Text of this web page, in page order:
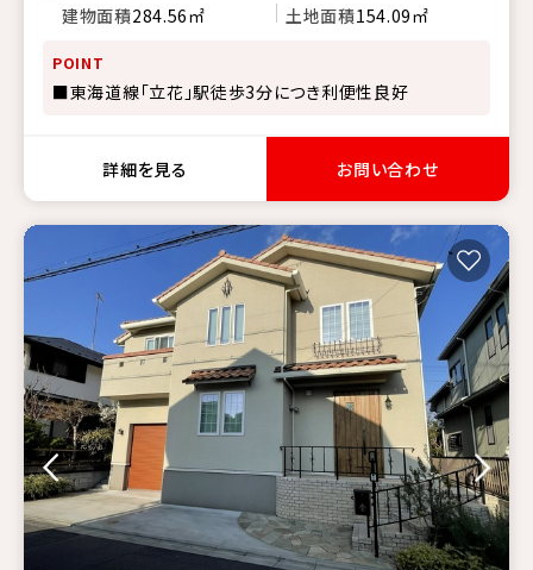
建物面積284.56㎡ 土地面積154.09㎡
POINT
■東海道線「立花」駅徒歩3分につき利便性良好
詳細を見る お問い合わせ